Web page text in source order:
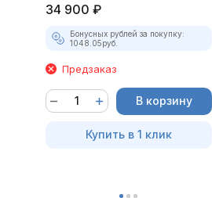
34 900 ₽
Бонусных рублей за покупку:
1048.05руб.
Предзаказ
В корзину
Купить в 1 клик